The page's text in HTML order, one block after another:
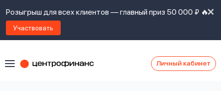
Розыгрыш для всех клиентов — главный приз 50 000 ₽ 🔥
Участвовать
Личный кабинет